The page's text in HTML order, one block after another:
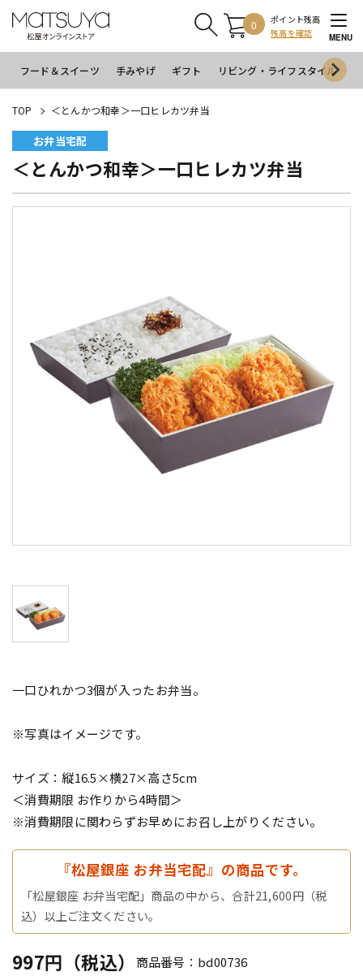
0
ポイント残高
残高を確認
MENU
フード＆スイーツ 手みやげ ギフト リビング・ライフスタイル
TOP ＜とんかつ和幸＞一口ヒレカツ弁当
お弁当宅配
＜とんかつ和幸＞一口ヒレカツ弁当
一口ひれかつ3個が入ったお弁当。
※写真はイメージです。
サイズ：縦16.5×横27×高さ5cm
＜消費期限 お作りから4時間＞
※消費期限に関わらずお早めにお召し上がりください。
『松屋銀座 お弁当宅配』の商品です。
「松屋銀座 お弁当宅配」商品の中から、合計21,600円（税
込）以上ご注文ください。
997円（税込） 商品番号：bd00736